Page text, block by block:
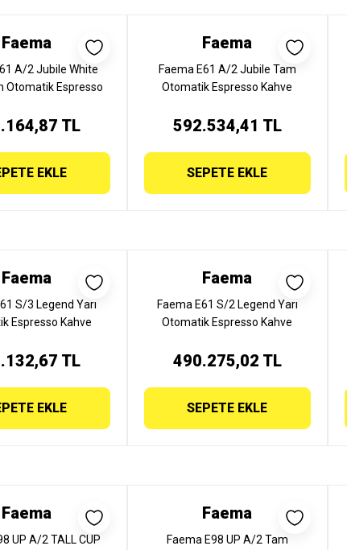
Faema
A/2 Jubile White
Otomatik Espresso
WHITE WOOD
TL
EKLE
Faema
Faema E61 A/2 Jubile Tam
Otomatik Espresso Kahve
JUBİLE
592.534,41 TL
SEPETE EKLE
Faema
S/3 Legend Yarı
Espresso Kahve
LEGEND
TL
EKLE
Faema
Faema E61 S/2 Legend Yarı
Otomatik Espresso Kahve
LEGEND
490.275,02 TL
SEPETE EKLE
Faema
UP A/2 TALL CUP
Faema
Faema E98 UP A/2 Tam